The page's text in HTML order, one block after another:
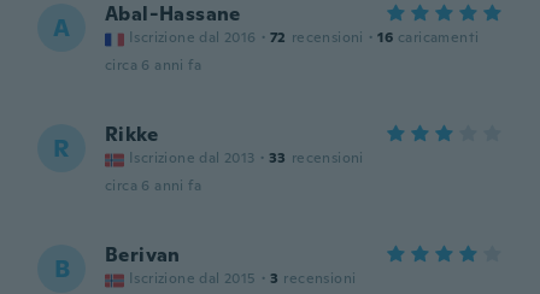
A Abal-Hassane
Iscrizione dal 2016 · 72 recensioni · 16 caricamenti
circa 6 anni fa
R Rikke
Iscrizione dal 2013 · 33 recensioni
circa 6 anni fa
B Berivan
Iscrizione dal 2015 · 3 recensioni